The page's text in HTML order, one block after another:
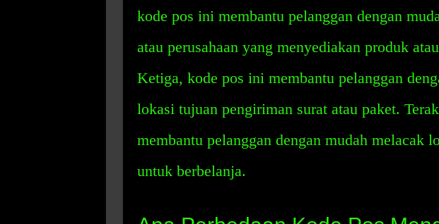
kode pos ini membantu pelanggan dengan
atau perusahaan yang menyediakan produk
Ketiga, kode pos ini membantu pelanggan
lokasi tujuan pengiriman surat atau paket.
membantu pelanggan dengan mudah melacak
untuk berbelanja.